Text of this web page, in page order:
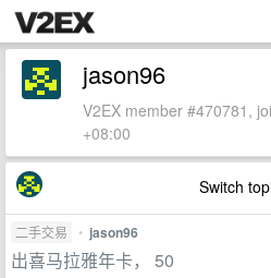
jason96
V2EX member #470781,
+08:00
Switch
二手交易 • jason96
出喜马拉雅年卡， 50